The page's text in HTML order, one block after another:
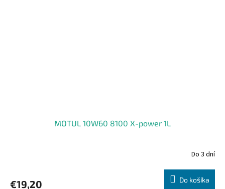
MOTUL 10W60 8100 X-power 1L
Do 3 dní
€19,20 Do košíka